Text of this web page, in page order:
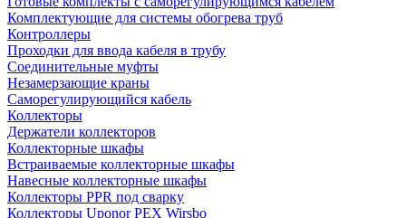
Комплектующие для системы обогрева труб
Контроллеры
Проходки для ввода кабеля в трубу
Соединительные муфты
Незамерзающие краны
Саморегулирующийся кабель
Коллекторы
Держатели коллекторов
Коллекторные шкафы
Встраиваемые коллекторные шкафы
Навесные коллекторные шкафы
Коллекторы PPR под сварку
Коллекторы Uponor PEX Wirsbo